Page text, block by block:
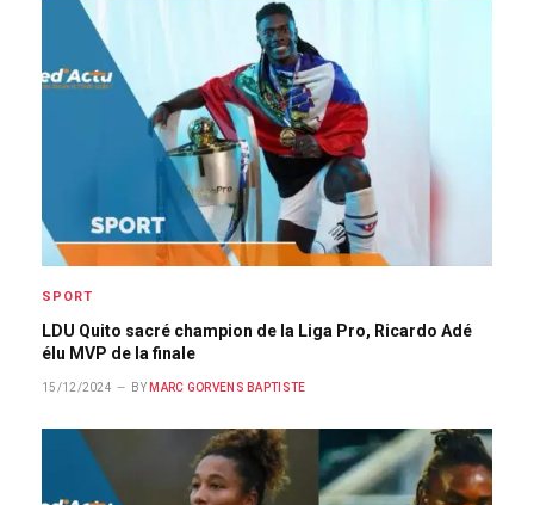
SPORT
LDU Quito sacré champion de la Liga Pro, Ricardo Adé
élu MVP de la finale
15/12/2024 BY MARC GORVENS BAPTISTE